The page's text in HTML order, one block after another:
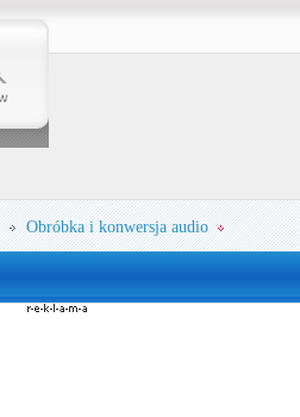
Obróbka i konwersja audio